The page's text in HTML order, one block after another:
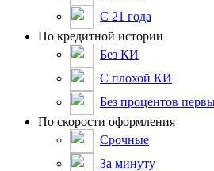
С 21 года
По кредитной истории
Без КИ
С плохой КИ
Без процентов
По скорости оформления
Срочные
За минуту